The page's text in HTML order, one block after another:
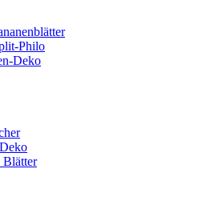
Philo
Deko
Blätter